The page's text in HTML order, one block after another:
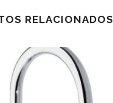
RELACIONADOS